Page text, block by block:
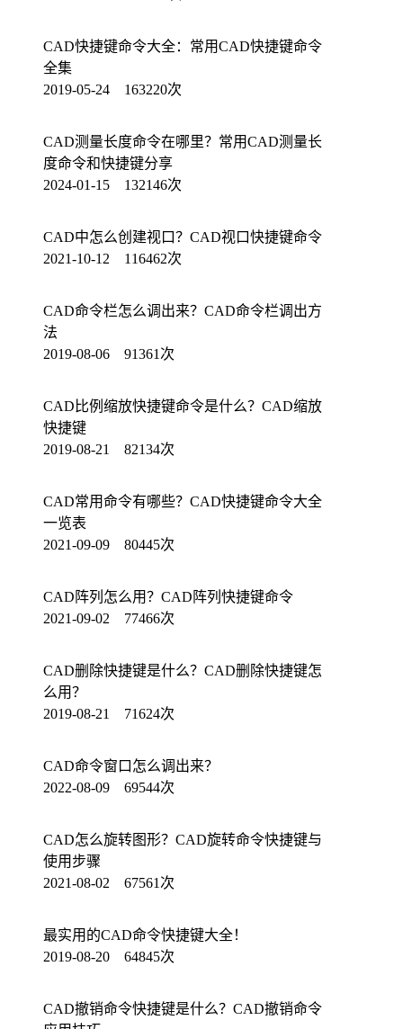
CAD快捷键命令大全：常用CAD快捷键命令
全集
2019-05-24 163220次
CAD测量长度命令在哪里？常用CAD测量长
度命令和快捷键分享
2024-01-15 132146次
CAD中怎么创建视口？CAD视口快捷键命令
2021-10-12 116462次
CAD命令栏怎么调出来？CAD命令栏调出方
法
2019-08-06 91361次
CAD比例缩放快捷键命令是什么？CAD缩放
快捷键
2019-08-21 82134次
CAD常用命令有哪些？CAD快捷键命令大全
一览表
2021-09-09 80445次
CAD阵列怎么用？CAD阵列快捷键命令
2021-09-02 77466次
CAD删除快捷键是什么？CAD删除快捷键怎
么用？
2019-08-21 71624次
CAD命令窗口怎么调出来？
2022-08-09 69544次
CAD怎么旋转图形？CAD旋转命令快捷键与
使用步骤
2021-08-02 67561次
最实用的CAD命令快捷键大全！
2019-08-20 64845次
CAD撤销命令快捷键是什么？CAD撤销命令